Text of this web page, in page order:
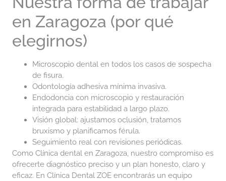
en Zaragoza (por qué
elegirnos)
Microscopio dental en todos los casos de sospecha
de fisura.
Odontología adhesiva mínima invasiva.
Endodoncia con microscopio y restauración
integrada para estabilidad a largo plazo.
Visión global: ajustamos oclusión, tratamos
bruxismo y planificamos férula.
Seguimiento real con revisiones periódicas.
Como Clínica dental en Zaragoza, nuestro compromiso es
ofrecerte diagnóstico preciso y un plan honesto, claro y
eficaz. En Clínica Dental ZOE encontrarás un equipo